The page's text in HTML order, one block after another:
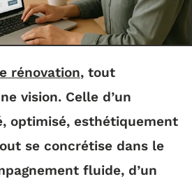
rénovation, tout
vision. Celle d’un
optimisé, esthétiquement
se concrétise dans le
fluide, d’un